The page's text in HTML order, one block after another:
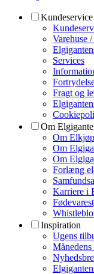
Kundeservice
Varehuse
Services
Fragt og
Om
Om
Om
Om
Forlæng
Karriere i
Inspiration
Ugens